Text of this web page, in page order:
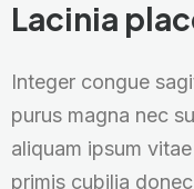
Lacinia
Integer congue
purus magna nec
aliquam ipsum
primis cubilia